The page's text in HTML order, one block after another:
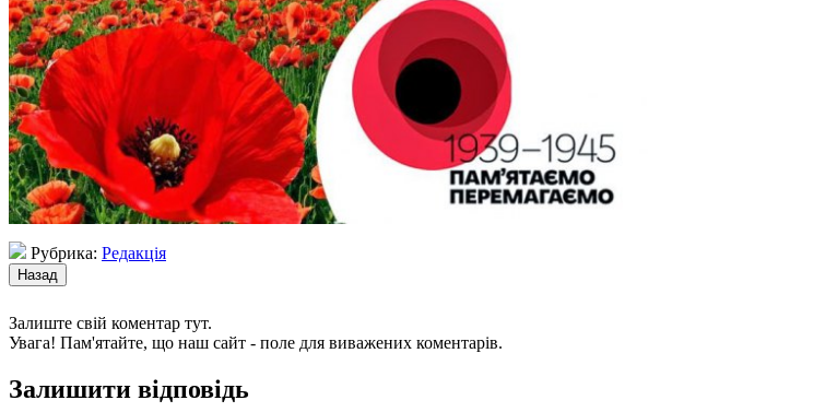
Рубрика: Редакція
Залиште свій коментар тут.
Увага! Пам'ятайте, що наш сайт - поле для виважених коментарів.
Залишити відповідь